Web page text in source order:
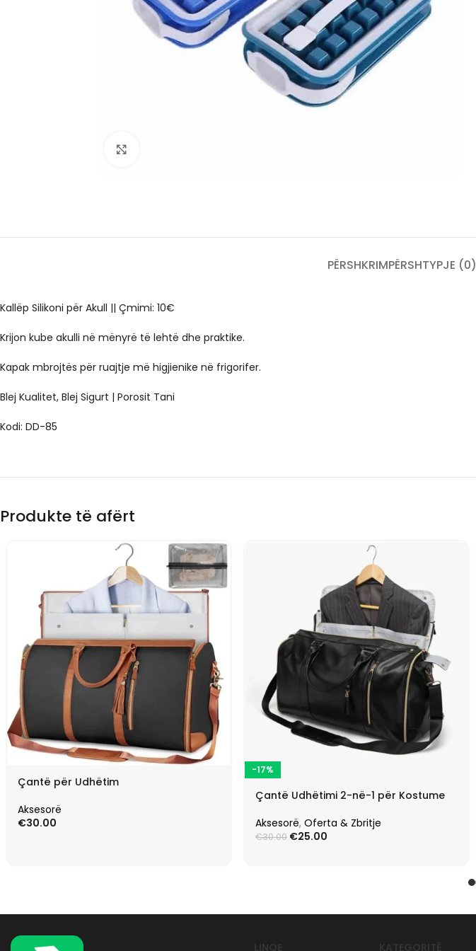
PËRSHKRIMPËRSHTYPJE (0)
Kallëp Silikoni për Akull || Çmimi: 10€
Krijon kube akulli në mënyrë të lehtë dhe praktike.
Kapak mbrojtës për ruajtje më higjienike në frigorifer.
Blej Kualitet, Blej Sigurt | Porosit Tani
Kodi: DD-85
Produkte të afërt
Çantë për Udhëtim
Aksesorë
€30.00
-17%
Çantë Udhëtimi 2-në-1 për Kostume
Aksesorë, Oferta & Zbritje
€30.00 €25.00